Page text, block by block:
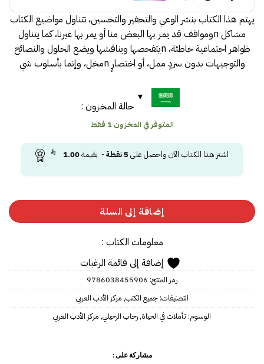
يهتم هذا الكتاب بنشر الوعي والتحفيز والتحسين، تتناول مواضيع الكتاب
مشاكل nومواقف قد يمر بها البعض منا أو يمر بها غيرنا، كما يتناول
ظواهر اجتماعية خاطئة، nيتفحصها ويناقشها ويضع الحلول والنصائح
والتوجيهات بدون سردٍ ممل، أو اختصارٍ nمخل، وإنما بأسلوب شي
حالة المخزون :
المتوفر في المخزون 1 فقط
اشتر هذا الكتاب الآن واحصل على 5نقطة- بقيمة1.00
إضافة إلى السلة
معلومات الكتاب :
إضافة إلى قائمة الرغبات
رمز المنتج: 9786038455906
التصنيفات:جميع الكتب, مركز الأدب العربي
الوسوم: تأملات في الحياة,رحاب الرحيلي, مركز الأدب العربي
مشاركة على :